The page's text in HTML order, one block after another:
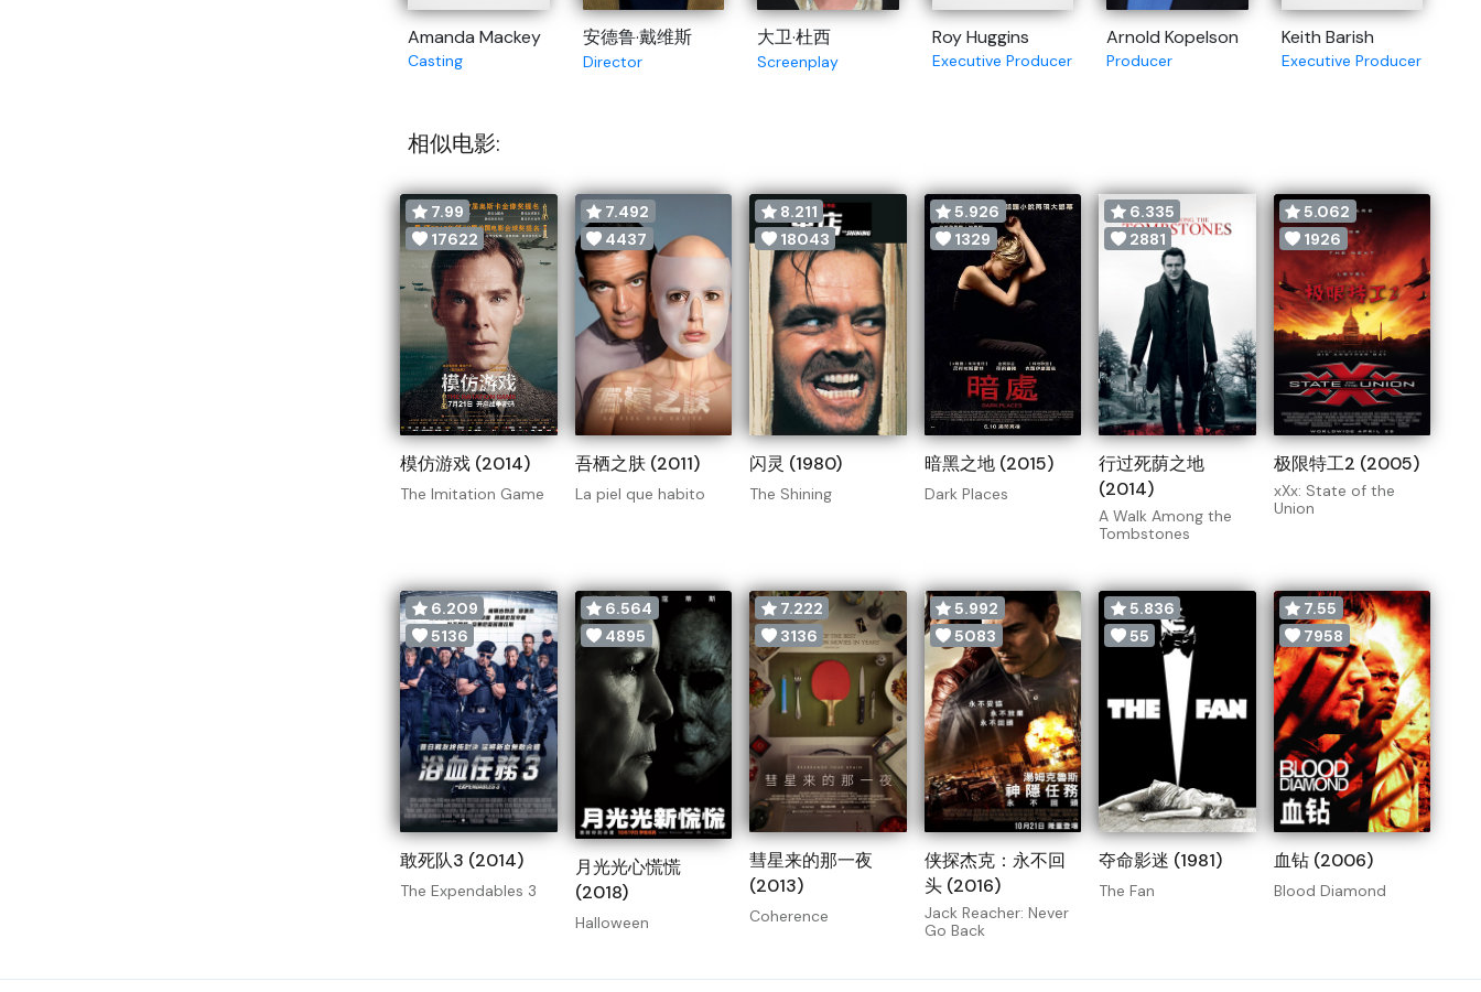
Amanda Mackey
Casting
安德鲁·戴维斯
Director
大卫·杜西
Screenplay
Roy Huggins
Executive Producer
Arnold Kopelson
Producer
Keith Barish
Executive Producer
相似电影:
7.99
17622
模仿游戏 (2014)
The Imitation Game
7.492
4437
吾栖之肤 (2011)
La piel que habito
8.211
18043
闪灵 (1980)
The Shining
5.926
1329
暗黑之地 (2015)
Dark Places
6.335
2881
行过死荫之地
(2014)
A Walk Among the
Tombstones
5.062
1926
极限特工2 (2005)
xXx: State of the
Union
6.209
5136
敢死队3 (2014)
The Expendables 3
6.564
4895
月光光心慌慌
(2018)
Halloween
7.222
3136
彗星来的那一夜
(2013)
Coherence
5.992
5083
侠探杰克：永不回
头 (2016)
Jack Reacher: Never
Go Back
5.836
55
夺命影迷 (1981)
The Fan
7.55
7958
血钻 (2006)
Blood Diamond